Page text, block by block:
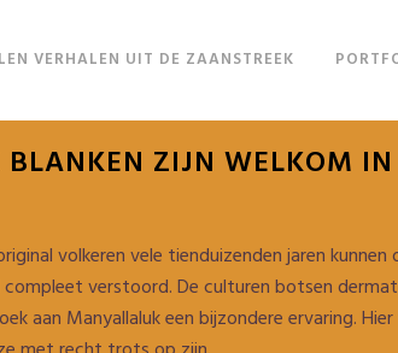
VERHALEN UIT DE ZAANSTREEK
ZIJN WELKOM
volkeren vele tienduizenden jaren kunnen
verstoord. De culturen botsen
aan Manyallaluk een bijzondere ervaring.